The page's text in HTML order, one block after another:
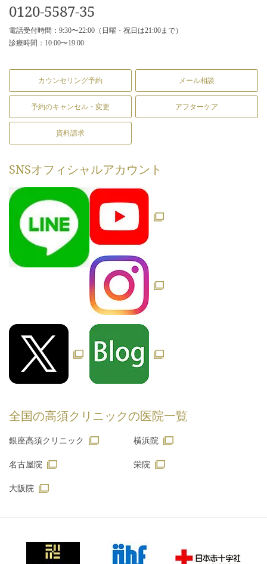
0120-5587-35
電話受付時間：9:30〜22:00（日曜・祝日は21:00まで）
診療時間：10:00〜19:00
カウンセリング予約 メール相談
予約のキャンセル・変更 アフターケア
資料請求
SNSオフィシャルアカウント
全国の高須クリニックの医院一覧
銀座高須クリニック 横浜院
名古屋院 栄院
大阪院